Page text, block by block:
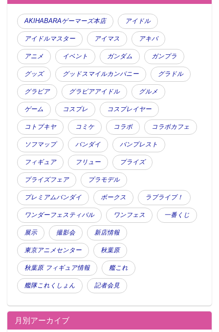
AKIHABARAゲーマーズ本店 アイドル
アイドルマスター アイマス アキバ
アニメ イベント ガンダム ガンプラ
グッズ グッドスマイルカンパニー グラドル
グラビア グラビアアイドル グルメ
ゲーム コスプレ コスプレイヤー
コトブキヤ コミケ コラボ コラボカフェ
ソフマップ バンダイ バンプレスト
フィギュア フリュー プライズ
プライズフェア プラモデル
プレミアムバンダイ ボークス ラブライブ！
ワンダーフェスティバル ワンフェス 一番くじ
展示 撮影会 新店情報
東京アニメセンター 秋葉原
秋葉原 フィギュア情報 艦これ
艦隊これくしょん 記者会見
月別アーカイブ